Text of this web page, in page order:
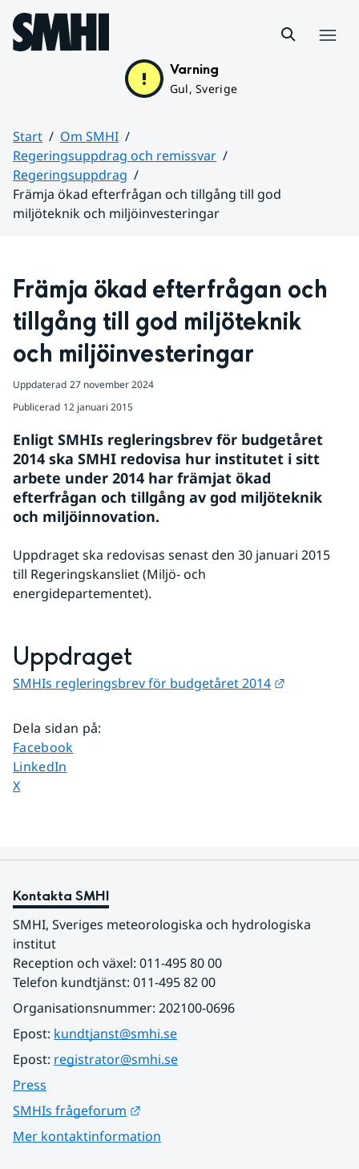
Hoppa till sidans innehåll
Varning
Gul, Sverige
Start
Om SMHI
Regeringsuppdrag och remissvar
Regeringsuppdrag
Främja ökad efterfrågan och tillgång till god
miljöteknik och miljöinvesteringar
Främja ökad efterfrågan och
tillgång till god miljöteknik
och miljöinvesteringar
Uppdaterad 27 november 2024
Publicerad 12 januari 2015
Enligt SMHIs regleringsbrev för budgetåret
2014 ska SMHI redovisa hur institutet i sitt
arbete under 2014 har främjat ökad
efterfrågan och tillgång av god miljöteknik
och miljöinnovation.
Uppdraget ska redovisas senast den 30 januari 2015
till Regeringskansliet (Miljö- och
energidepartementet).
Uppdraget
SMHIs regleringsbrev för budgetåret 2014
Dela sidan på:
Dela sidan på
Facebook
Dela sidan på
LinkedIn
Dela sidan på
X
Kontakta SMHI
SMHI, Sveriges meteorologiska och hydrologiska
institut
Reception och växel: 011-495 80 00
Telefon kundtjänst: 011-495 82 00
Organisationsnummer: 202100-0696
Epost: kundtjanst@smhi.se
Epost: registrator@smhi.se
Press
SMHIs frågeforum
Mer kontaktinformation